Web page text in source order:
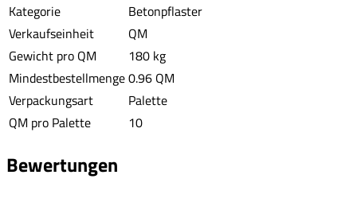
Kategorie
Betonpflaster
Verkaufseinheit
QM
Gewicht pro QM
180 kg
Mindestbestellmenge0.96 QM
Verpackungsart
Palette
QM pro Palette
10
Bewertungen